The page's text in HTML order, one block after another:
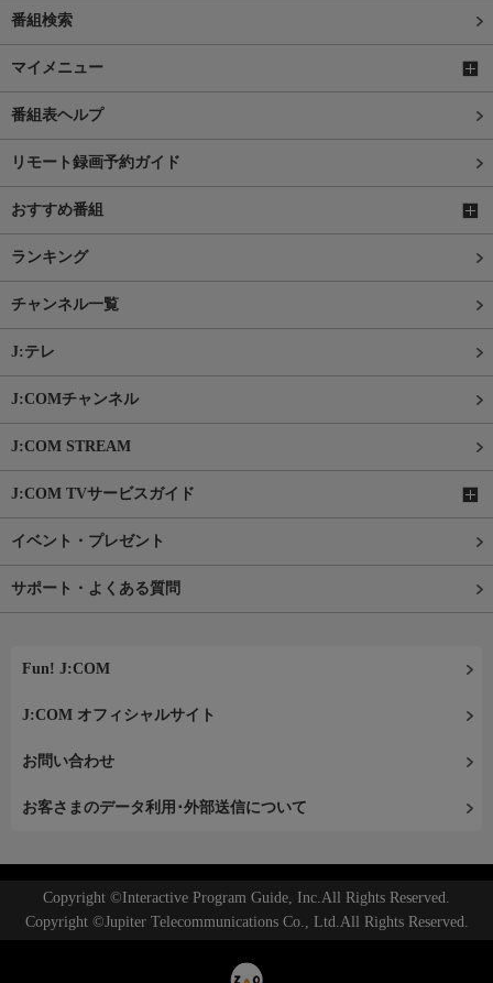
番組検索
マイメニュー
番組表ヘルプ
リモート録画予約ガイド
おすすめ番組
ランキング
チャンネル一覧
J:テレ
J:COMチャンネル
J:COM STREAM
J:COM TVサービスガイド
イベント・プレゼント
サポート・よくある質問
Fun! J:COM
J:COM オフィシャルサイト
お問い合わせ
お客さまのデータ利用･外部送信について
Copyright ©Interactive Program Guide, Inc.All Rights Reserved.
Copyright ©Jupiter Telecommunications Co., Ltd.All Rights Reserved.